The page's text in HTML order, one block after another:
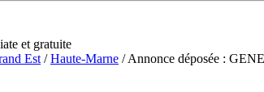
et gratuite
Est /Haute-Marne / Annonce déposée :